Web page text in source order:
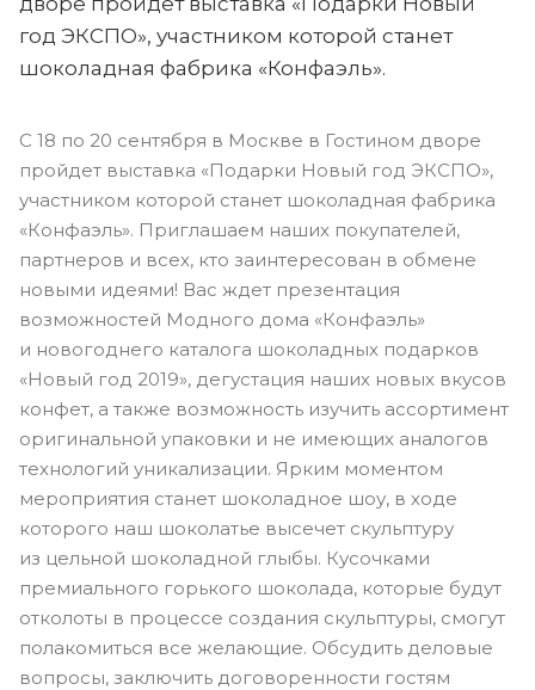
год ЭКСПО», участником которой станет
шоколадная фабрика «Конфаэль».
С 18 по 20 сентября в Москве в Гостином дворе
пройдет выставка «Подарки Новый год ЭКСПО»,
участником которой станет шоколадная фабрика
«Конфаэль». Приглашаем наших покупателей,
партнеров и всех, кто заинтересован в обмене
новыми идеями! Вас ждет презентация
возможностей Модного дома «Конфаэль»
и новогоднего каталога шоколадных подарков
«Новый год 2019», дегустация наших новых вкусов
конфет, а также возможность изучить ассортимент
оригинальной упаковки и не имеющих аналогов
технологий уникализации. Ярким моментом
мероприятия станет шоколадное шоу, в ходе
которого наш шоколатье высечет скульптуру
из цельной шоколадной глыбы. Кусочками
премиального горького шоколада, которые будут
отколоты в процессе создания скульптуры, смогут
полакомиться все желающие. Обсудить деловые
вопросы, заключить договоренности гостям